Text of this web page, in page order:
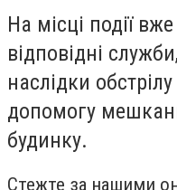
На місці події
відповідні
наслідки
допомогу
будинку.
Стежте за нашими